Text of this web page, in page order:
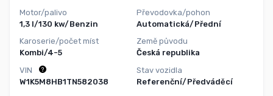
Motor/palivo
1,3 l/130 kw/Benzin
Karoserie/počet míst
Kombi/4-5
Převodovka/pohon
Automatická/Přední
Země původu
Česká republika
VIN
W1K5M8HB1TN582038
Stav vozidla
Referenční/Předváděcí